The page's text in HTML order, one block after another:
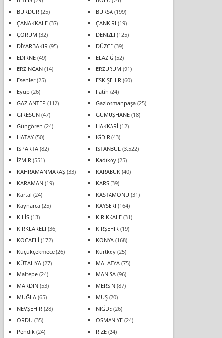
BURDUR (25) BURSA(199)
ÇANAKKALE(37) ÇANKIRI (19)
ÇORUM (32) DENİZLİ (125)
DİYARBAKIR (95) DÜZCE(39)
EDİRNE(49) ELAZIĞ(52)
ERZİNCAN(14) ERZURUM (91)
Esenler(25) ESKİŞEHİR (60)
Eyüp (26) Fatih (24)
GAZİANTEP (112) Gaziosmanpaşa(25)
GİRESUN(47) GÜMÜŞHANE(18)
Güngören (24) HAKKARİ (12)
HATAY(50) IĞDIR (43)
ISPARTA(82) İSTANBUL (3.522)
İZMİR (551) Kadıköy(25)
KAHRAMANMARAŞ(33) KARABÜK(40)
KARAMAN(19) KARS(39)
Kartal (24) KASTAMONU (31)
Kaynarca(25) KAYSERİ (164)
KİLİS(13) KIRIKKALE(31)
KIRKLARELİ (36) KIRŞEHİR (19)
KOCAELİ (172) KONYA(168)
Küçükçekmece(26) Kurtköy(25)
KÜTAHYA(27) MALATYA(75)
Maltepe(24) MANİSA(96)
MARDİN(53) MERSİN(87)
MUĞLA(65) MUŞ(20)
NEVŞEHİR (28) NİĞDE(26)
ORDU (35) OSMANİYE(24)
Pendik(24) RİZE(24)